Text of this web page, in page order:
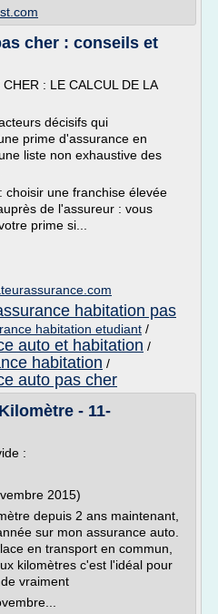
cher : conseils et
: LE CALCUL DE LA
décisifs qui
prime d'assurance en
liste non exhaustive des
choisir une franchise élevée
de l'assureur : vous
prime si...
habitation pas
habitation etudiant /
auto et habitation /
habitation /
auto pas cher
- 11-
:
2015)
depuis 2 ans maintenant,
sur mon assurance auto.
en transport en commun,
kilomètres c'est l'idéal pour
vraiment